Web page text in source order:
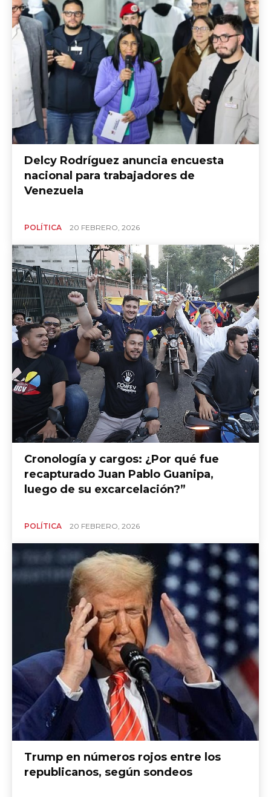
Delcy Rodríguez anuncia encuesta
nacional para trabajadores de
Venezuela
POLÍTICA 20 FEBRERO, 2026
Cronología y cargos: ¿Por qué fue
recapturado Juan Pablo Guanipa,
luego de su excarcelación?”
POLÍTICA 20 FEBRERO, 2026
Trump en números rojos entre los
republicanos, según sondeos